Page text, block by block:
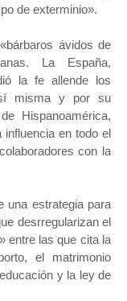
de exterminio».
ávidos de
La España,
la fe allende los
misma y por su
Hispanoamérica,
en todo el
con la
una estrategia para
desrregularizan el
entre las que cita la
el matrimonio
y la ley de